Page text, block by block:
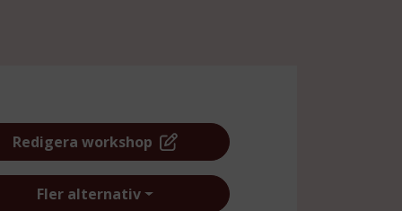
Redigera workshop
Fler alternativ